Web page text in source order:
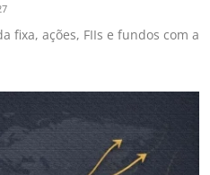
fixa, ações, FIIs e fundos com a